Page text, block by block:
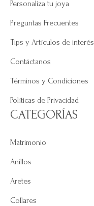
Personaliza tu joya
Preguntas Frecuentes
Tips y Artículos de interés
Contáctanos
Términos y Condiciones
Políticas de Privacidad
CATEGORÍAS
Matrimonio
Anillos
Aretes
Collares